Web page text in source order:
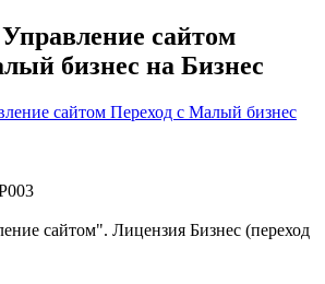
сайтом
бизнес на Бизнес
сайтом". Лицензия Бизнес (переход